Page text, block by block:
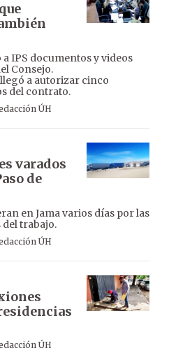
IPS documentos y videos
Consejo.
a autorizar cinco
del contrato.
ÚH
varados
de
en Jama varios días por las
trabajo.
ÚH
ÚH